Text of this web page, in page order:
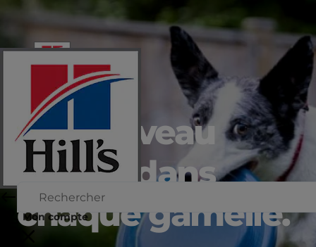
Mon compte
Un nouveau
départ dans
chaque gamelle.